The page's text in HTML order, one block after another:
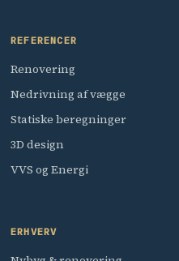
REFERENCER
Renovering
Nedrivning af vægge
Statiske beregninger
3D design
VVS og Energi
ERHVERV